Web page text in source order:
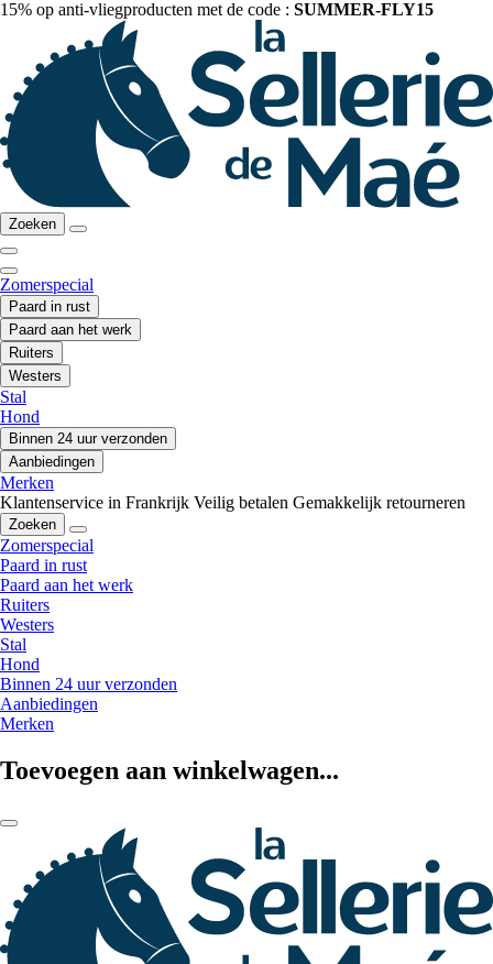
15% op anti-vliegproducten met de code : SUMMER-FLY15
Zoeken
Zomerspecial
Paard in rust
Paard aan het werk
Ruiters
Westers
Stal
Hond
Binnen 24 uur verzonden
Aanbiedingen
Merken
Klantenservice in Frankrijk Veilig betalen Gemakkelijk retourneren
Zoeken
Zomerspecial
Paard in rust
Paard aan het werk
Ruiters
Westers
Stal
Hond
Binnen 24 uur verzonden
Aanbiedingen
Merken
Toevoegen aan winkelwagen...